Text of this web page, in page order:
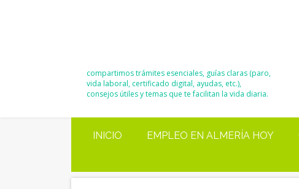
compartimos trámites esenciales, guías claras (paro,
vida laboral, certificado digital, ayudas, etc.),
consejos útiles y temas que te facilitan la vida diaria.
INICIO EMPLEO EN ALMERÍA HOY